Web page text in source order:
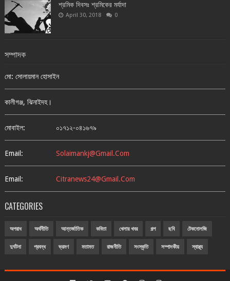
শ্রমিক দিবসঃ শ্রমিকের মর্যাদা
April 30, 2018 0
সম্পাদক
মো: সোলায়মান হোসাইন
কালীগঞ্জ, ঝিনাইদহ।
মোবাইল: ০১৭১২-০৪১৬৭৯
Email: Solaimankj@gmail.com
Email: Citranews24@gmail.com
CATEGORIES
অপরাধ অর্থনীতি আন্তর্জাতিক কবিতা খেলার খবর গল্প ছবি টেকনোলজি
দুর্ঘটনা প্রবন্ধ ভ্রমণ মতামত রাজনীতি সংস্কৃতি সম্পাদকীয় স্বাস্থ্য